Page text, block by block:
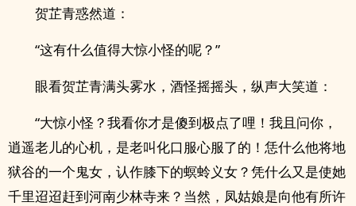
贺芷青惑然道：
“这有什么值得大惊小怪的呢？”
眼看贺芷青满头雾水，酒怪摇摇头，纵声大笑道：
“大惊小怪？我看你才是傻到极点了哩！我且问你，
逍遥老儿的心机，是老叫化口服心服了的！恁什么他将地
狱谷的一个鬼女，认作膝下的螟蛉义女？凭什么又是使她
千里迢迢赶到河南少林寺来？当然，凤姑娘是向他有所许